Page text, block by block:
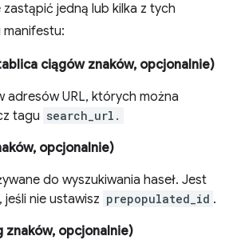
zastąpić jedną lub kilka z tych
manifestu:
ciągów znaków, opcjonalnie)
adresów URL, których można
tagu search_url.
opcjonalnie)
do wyszukiwania haseł. Jest
nie ustawisz prepopulated_id .
znaków, opcjonalnie)